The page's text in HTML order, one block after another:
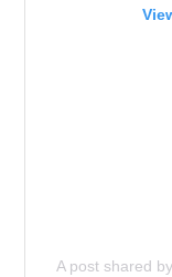
A post shared